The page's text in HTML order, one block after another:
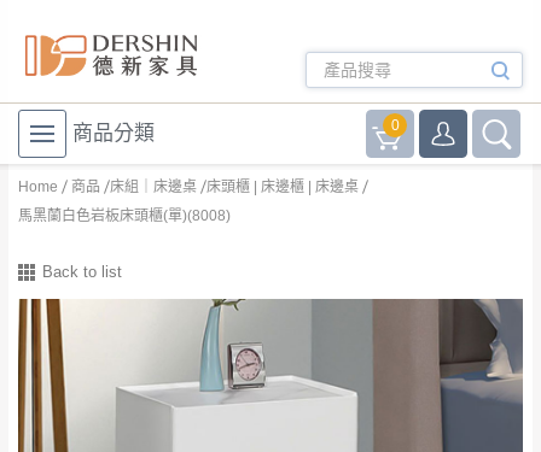
商品分類 0
Home 商品 床組｜床邊桌 床頭櫃 | 床邊櫃 | 床邊桌
馬黑蘭白色岩板床頭櫃(單)(8008)
Back to list